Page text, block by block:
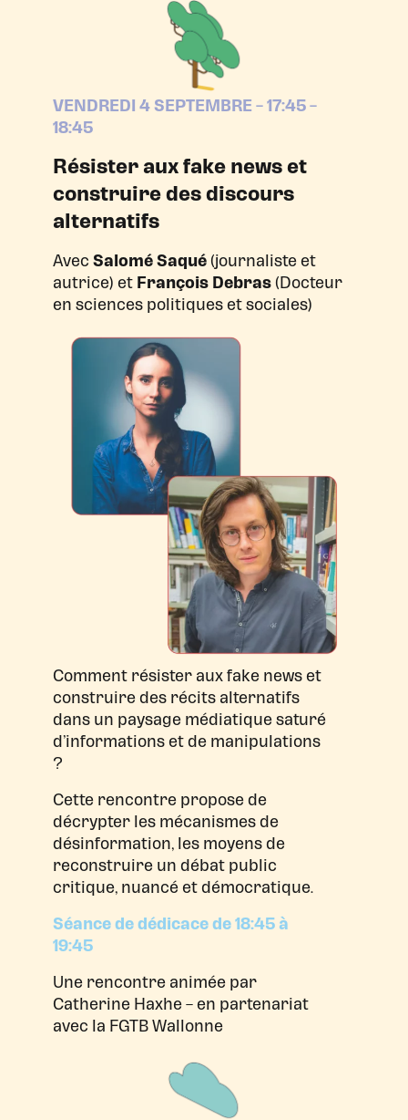
VENDREDI 4 SEPTEMBRE – 17:45 –
18:45
Résister aux fake news et
construire des discours
alternatifs
AvecSalomé Saqué(journaliste et
autrice) etFrançois Debras(Docteur
en sciences politiques et sociales)
Comment résister aux fake news et
construire des récits alternatifs
dans un paysage médiatique saturé
d’informations et de manipulations
?
Cette rencontre propose de
décrypter les mécanismes de
désinformation, les moyens de
reconstruire un débat public
critique, nuancé et démocratique.
Séance de dédicace de 18:45 à
19:45
Une rencontre animée par
Catherine Haxhe – en partenariat
avec la FGTB Wallonne